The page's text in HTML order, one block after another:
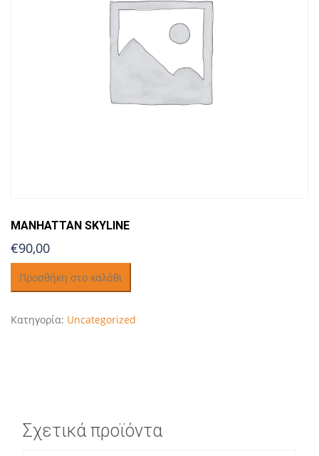
MANHATTAN SKYLINE
€90,00
Manhattan
Skyline
Προσθήκη στο καλάθι
Κατηγορία: Uncategorized
Σχετικά προϊόντα